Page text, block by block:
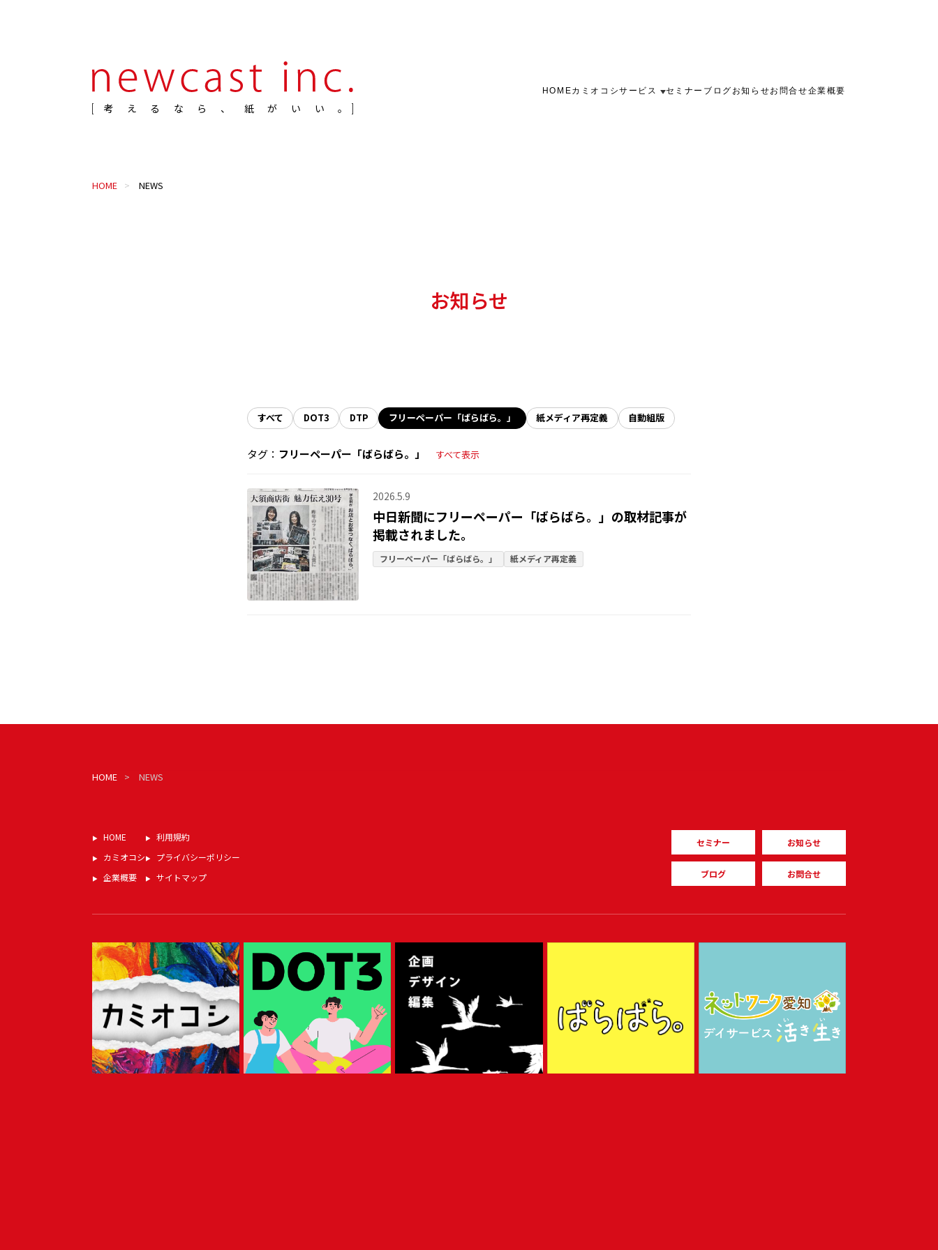
考えるなら、紙がいい。
HOMEカミオコシサービス セミナー ブログ お知らせお問合せ企業概要
HOME NEWS
お知らせ
すべて DOT3 DTP フリーペーパー「ばらばら。」 紙メディア再定義 自動組版
タグ： フリーペーパー「ばらばら。」 すべて表示
2026.5.9
中日新聞にフリーペーパー「ばらばら。」の取材記事が
掲載されました。
フリーペーパー「ばらばら。」 紙メディア再定義
HOME NEWS
HOME
カミオコシ
企業概要
利用規約
プライバシーポリシー
サイトマップ
セミナー お知らせ
ブログ お問合せ